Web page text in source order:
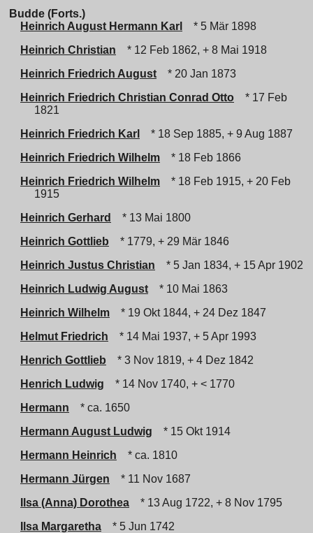
Budde (Forts.)
Heinrich August Hermann Karl
* 5 Mär 1898
Heinrich Christian
* 12 Feb 1862, + 8 Mai 1918
Heinrich Friedrich August
* 20 Jan 1873
Heinrich Friedrich Christian Conrad Otto
* 17 Feb
1821
Heinrich Friedrich Karl
* 18 Sep 1885, + 9 Aug 1887
Heinrich Friedrich Wilhelm
* 18 Feb 1866
Heinrich Friedrich Wilhelm
* 18 Feb 1915, + 20 Feb
1915
Heinrich Gerhard
* 13 Mai 1800
Heinrich Gottlieb
* 1779, + 29 Mär 1846
Heinrich Justus Christian
* 5 Jan 1834, + 15 Apr 1902
Heinrich Ludwig August
* 10 Mai 1863
Heinrich Wilhelm
* 19 Okt 1844, + 24 Dez 1847
Helmut Friedrich
* 14 Mai 1937, + 5 Apr 1993
Henrich Gottlieb
* 3 Nov 1819, + 4 Dez 1842
Henrich Ludwig
* 14 Nov 1740, + < 1770
Hermann
* ca. 1650
Hermann August Ludwig
* 15 Okt 1914
Hermann Heinrich
* ca. 1810
Hermann Jürgen
* 11 Nov 1687
Ilsa (Anna) Dorothea
* 13 Aug 1722, + 8 Nov 1795
Ilsa Margaretha
* 5 Jun 1742